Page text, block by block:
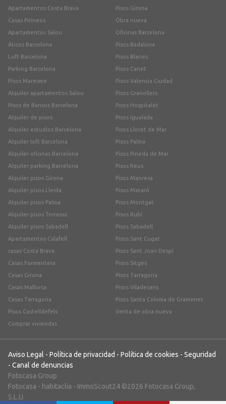
Apartamentos Costa Brava
Casas Pirineos
Apartamentos Salou
Áticos Barcelona
Loft Barcelona
Parking Barcelona
Pisos Maresme
Alquiler apartamentos Salou
Pisos de Bancos Barcelona
Alquiler de pisos
Alquiler estudios Barcelona
Alquiler loft Barcelona
Alquiler oficinas Barcelona
Alquiler parking Barcelona
Alquiler pisos Girona
Alquiler pisos Lleida
Alquiler pisos Palma
Alquiler pisos Terrassa
Alquiler pisos Sabadell
Apartamentos Calafell
casas Costa Brava
Casas Formentera
Casas Girona
Casas Mallorca
Casas Tarragona
Pisos Castelldefels
Comprar viviendas
Pisos Girona
Obra nueva
Oficinas Barcelona
Pisos Badalona
Pisos Blanes
Pisos Canet
Pisos Valencia Ciudad
Pisos Granollers
Pisos Hospitalet
Pisos Igualada
Pisos Lloret de Mar
Pisos Palma
Pisos Pineda de Mar
Pisos Reus
Pisos Manresa
Pisos Mataró
Pisos Montgat
Pisos Rubí
Pisos Sabadell
Pisos Sant Cugat
Pisos Sant Joan Despí
Pisos Sitges
Pisos Tarragona
Pisos Viladecans
Pisos Santa Coloma de Gramenet
Venta de obra nueva
Aviso Legal - Política de privacidad - Política de cookies - Seguridad
- Canal de denuncias
Fotocasa Group
Fotocasa - habitaclia - ImmoScout24 ©2026 Fotocasa Group,
S.L.U.